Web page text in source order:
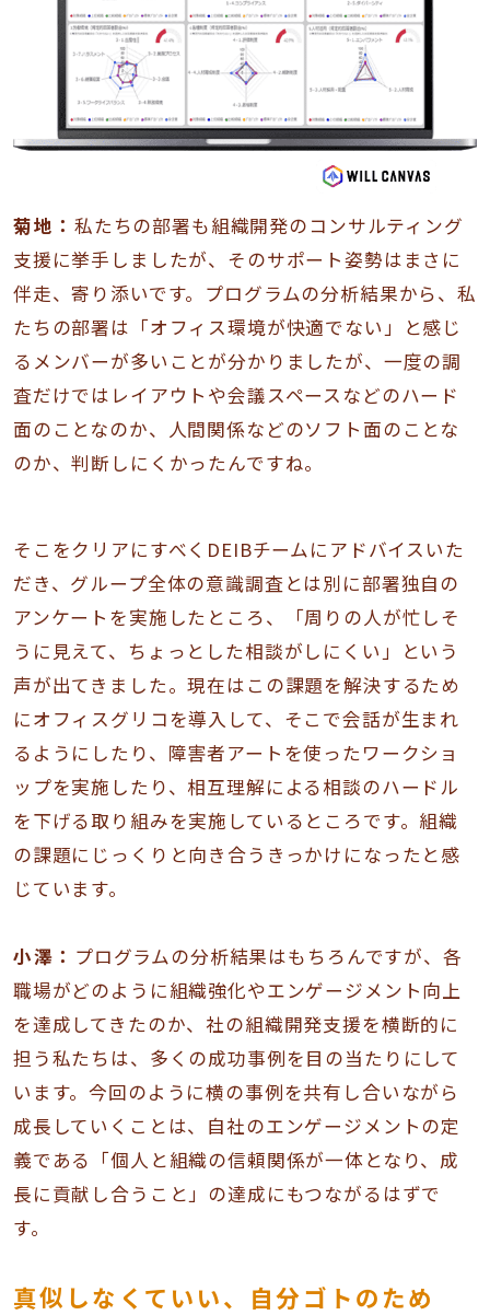
菊地： 私たちの部署も組織開発のコンサルティング
支援に挙手しましたが、そのサポート姿勢はまさに
伴走、寄り添いです。プログラムの分析結果から、私
たちの部署は「オフィス環境が快適でない」と感じ
るメンバーが多いことが分かりましたが、一度の調
査だけではレイアウトや会議スペースなどのハード
面のことなのか、人間関係などのソフト面のことな
のか、判断しにくかったんですね。
そこをクリアにすべくDEIBチームにアドバイスいた
だき、グループ全体の意識調査とは別に部署独自の
アンケートを実施したところ、「周りの人が忙しそ
うに見えて、ちょっとした相談がしにくい」という
声が出てきました。現在はこの課題を解決するため
にオフィスグリコを導入して、そこで会話が生まれ
るようにしたり、障害者アートを使ったワークショ
ップを実施したり、相互理解による相談のハードル
を下げる取り組みを実施しているところです。組織
の課題にじっくりと向き合うきっかけになったと感
じています。
小澤： プログラムの分析結果はもちろんですが、各
職場がどのように組織強化やエンゲージメント向上
を達成してきたのか、社の組織開発支援を横断的に
担う私たちは、多くの成功事例を目の当たりにして
います。今回のように横の事例を共有し合いながら
成長していくことは、自社のエンゲージメントの定
義である「個人と組織の信頼関係が一体となり、成
長に貢献し合うこと」の達成にもつながるはずで
す。
真似しなくていい、自分ゴトのため